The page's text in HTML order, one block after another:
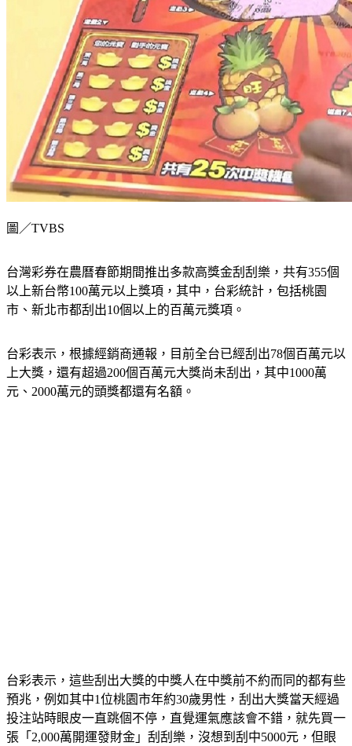
台灣彩券在農曆春節期間推出多款高獎金刮刮樂，共有355個
以上新台幣100萬元以上獎項，其中，台彩統計，包括桃園
台彩表示，根據經銷商通報，目前全台已經刮出78個百萬元以
上大獎，還有超過200個百萬元大獎尚未刮出，其中1000萬
台彩表示，這些刮出大獎的中獎人在中獎前不約而同的都有些
預兆，例如其中1位桃園市年約30歲男性，刮出大獎當天經過
投注站時眼皮一直跳個不停，直覺運氣應該會不錯，就先買一